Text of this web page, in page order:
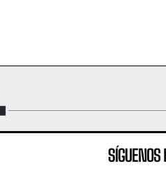
SÍGUENOS